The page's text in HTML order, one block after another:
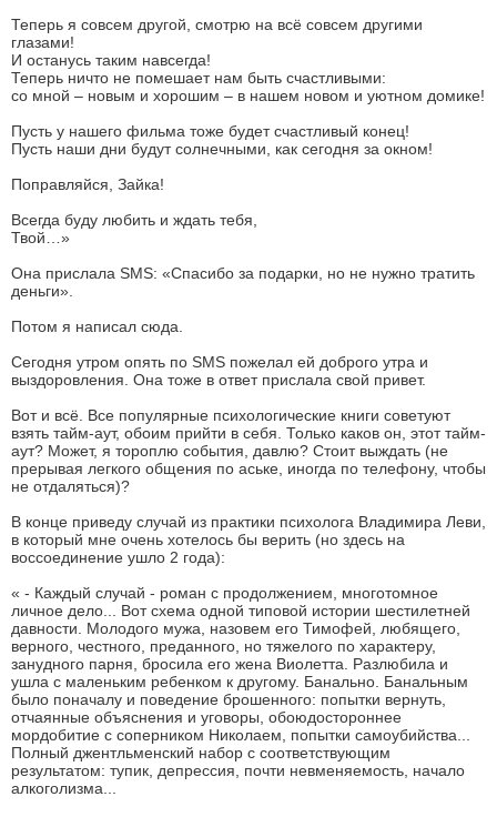
Теперь я совсем другой, смотрю на всё совсем другими
глазами!
И останусь таким навсегда!
Теперь ничто не помешает нам быть счастливыми:
со мной – новым и хорошим – в нашем новом и уютном домике!
Пусть у нашего фильма тоже будет счастливый конец!
Пусть наши дни будут солнечными, как сегодня за окном!
Поправляйся, Зайка!
Всегда буду любить и ждать тебя,
Твой…»
Она прислала SMS: «Спасибо за подарки, но не нужно тратить
деньги».
Потом я написал сюда.
Сегодня утром опять по SMS пожелал ей доброго утра и
выздоровления. Она тоже в ответ прислала свой привет.
Вот и всё. Все популярные психологические книги советуют
взять тайм-аут, обоим прийти в себя. Только каков он, этот тайм-
аут? Может, я тороплю события, давлю? Стоит выждать (не
прерывая легкого общения по аське, иногда по телефону, чтобы
не отдаляться)?
В конце приведу случай из практики психолога Владимира Леви,
в который мне очень хотелось бы верить (но здесь на
воссоединение ушло 2 года):
« - Каждый случай - роман с продолжением, многотомное
личное дело... Вот схема одной типовой истории шестилетней
давности. Молодого мужа, назовем его Тимофей, любящего,
верного, честного, преданного, но тяжелого по характеру,
занудного парня, бросила его жена Виолетта. Разлюбила и
ушла с маленьким ребенком к другому. Банально. Банальным
было поначалу и поведение брошенного: попытки вернуть,
отчаянные объяснения и уговоры, обоюдостороннее
мордобитие с соперником Николаем, попытки самоубийства...
Полный джентльменский набор с соответствующим
результатом: тупик, депрессия, почти невменяемость, начало
алкоголизма...